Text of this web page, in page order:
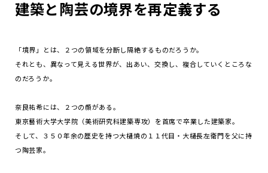
建築と陶芸の境界を再定義する
「境界」とは、２つの領域を分断し隔絶するものだろうか。
それとも、異なって見える世界が、出あい、交換し、複合していくところな
のだろうか。
奈良祐希には、２つの顔がある。
東京藝術大学大学院（美術研究科建築専攻）を首席で卒業した建築家。
そして、３５０年余の歴史を持つ大樋焼の１１代目・大樋長左衛門を父に持
つ陶芸家。